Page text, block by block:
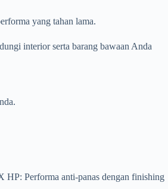
yang tahan lama.
interior serta barang bawaan Anda
Performa anti-panas dengan finishing